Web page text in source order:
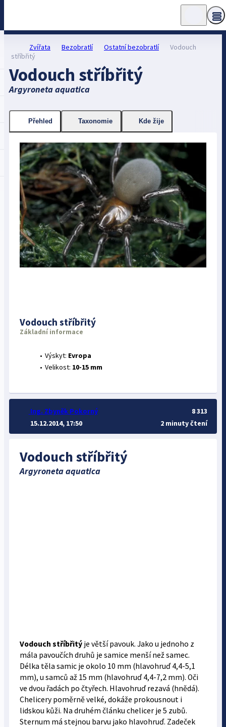
Zvířata Bezobratlí Ostatní bezobratlí
Vodouch
stříbřitý
Vodouch stříbřitý
Argyroneta aquatica
Vodouch stříbřitý
Argyroneta aquatica
Vodouch stříbřitýje větší pavouk. Jako u jednoho z
mála pavoučích druhů je samice menší než samec.
Délka těla samic je okolo 10 mm (hlavohruď 4,4-5,1
mm), u samců až 15 mm (hlavohruď 4,4-7,2 mm). Oči
ve dvou řadách po čtyřech. Hlavohruď rezavá (hnědá).
Chelicery poměrně velké, dokáže prokousnout i
lidskou kůži. Na druhém článku chelicer je 5 zubů.
Sternum má stejnou barvu jako hlavohruď. Zadeček
Přehled Taxonomie Kde žije
Vodouch stříbřitý
Základní informace
Výskyt: Evropa
Velikost: 10-15 mm
Ing. Zbyněk Pokorný
15.12.2014, 17:50
8 313
2 minuty čtení